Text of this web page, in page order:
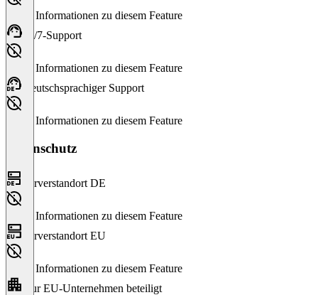
Keine Informationen zu diesem Feature
24/7-Support
Keine Informationen zu diesem Feature
Deutschsprachiger Support
Keine Informationen zu diesem Feature
Datenschutz
Serverstandort DE
Keine Informationen zu diesem Feature
Serverstandort EU
Keine Informationen zu diesem Feature
Nur EU-Unternehmen beteiligt